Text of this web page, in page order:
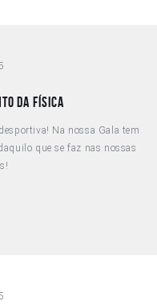
da Física
Na nossa Gala tem
que se faz nas nossas